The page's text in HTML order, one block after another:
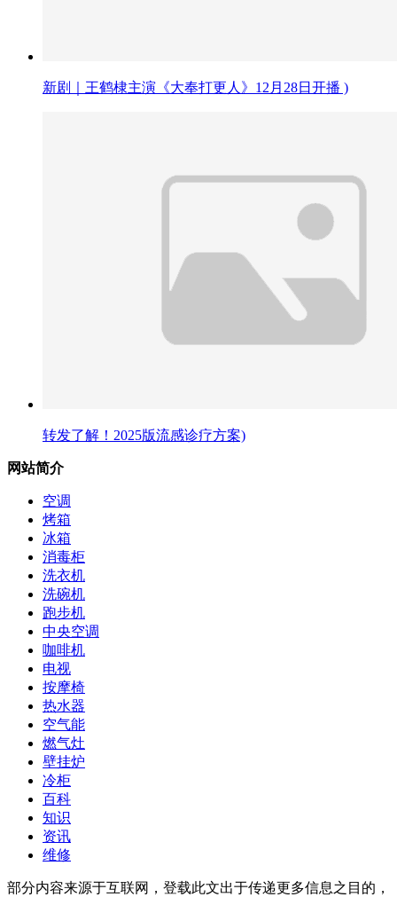
新剧｜王鹤棣主演《大奉打更人》12月28日开播 )
转发了解！2025版流感诊疗方案)
网站简介
空调
烤箱
冰箱
消毒柜
洗衣机
洗碗机
跑步机
中央空调
咖啡机
电视
按摩椅
热水器
空气能
燃气灶
壁挂炉
冷柜
百科
知识
资讯
维修
部分内容来源于互联网，登载此文出于传递更多信息之目的，